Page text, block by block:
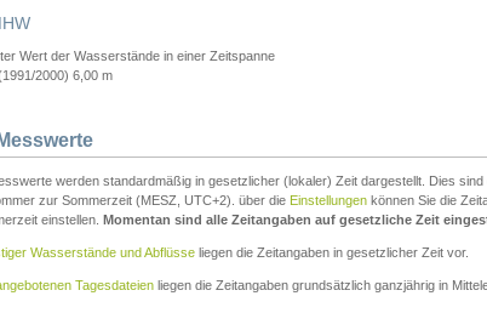
Wert der Wasserstände in einer Zeitspanne
2000) 6,00 m
werden standardmäßig in gesetzlicher (lokaler) Zeit dargestellt. Dies
zur Sommerzeit (MESZ, UTC+2). über die Einstellungen können Sie die
einstellen. Momentan sind alle Zeitangaben auf gesetzliche Zeit
Wasserstände und Abflüsse liegen die Zeitangaben in gesetzlicher Zeit vor.
Tagesdateien liegen die Zeitangaben grundsätzlich ganzjährig in